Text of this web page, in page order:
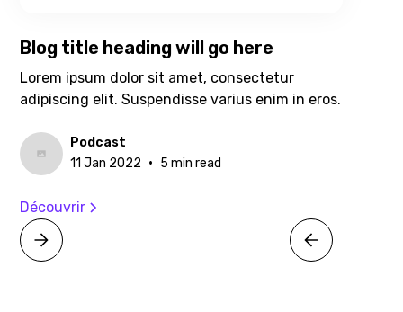
Blog title heading will go here
Lorem ipsum dolor sit amet, consectetur
adipiscing elit. Suspendisse varius enim in eros.
Podcast
11 Jan 2022 • 5 min read
Découvrir